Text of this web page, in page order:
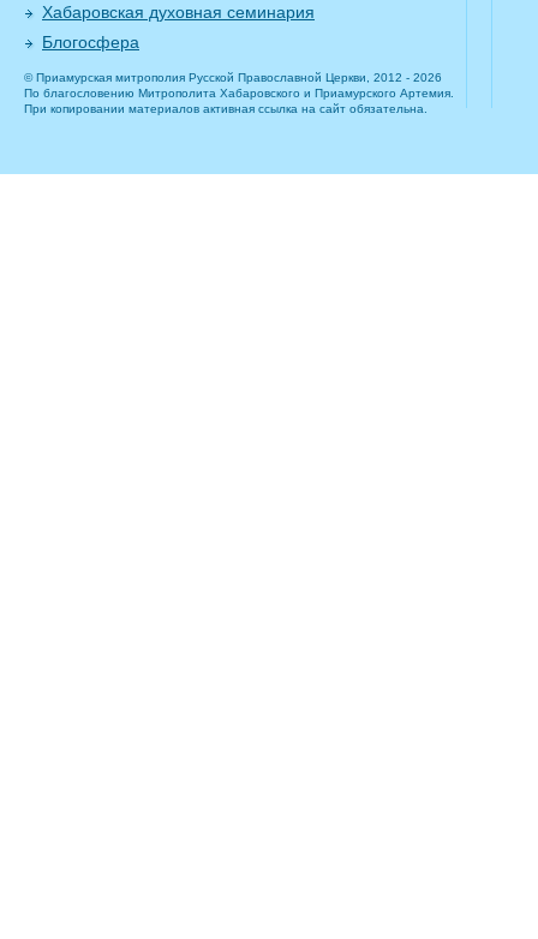
Хабаровская духовная семинария
Блогосфера
© Приамурская митрополия Русской Православной Церкви, 2012 - 2026
По благословению Митрополита Хабаровского и Приамурского Артемия.
При копировании материалов активная ссылка на сайт обязательна.